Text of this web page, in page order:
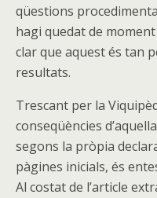
qüestions
hagi quedat de moment
clar que aquest és tan
resultats.
Trescant per la
conseqüències
segons la pròpia
pàgines inicials, és
Al costat de l’article